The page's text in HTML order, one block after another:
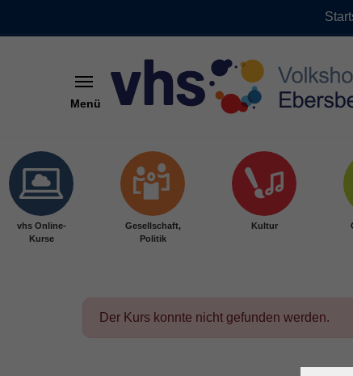
Menü
vhs Online-
Kurse
Gesellschaft,
Politik
Kultur
Der Kurs konnte nicht gefunden werden.